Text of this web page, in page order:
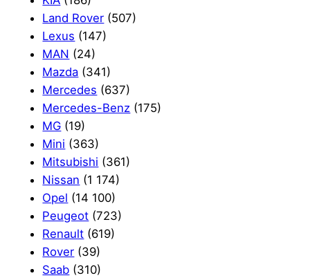
Land Rover (507)
Lexus (147)
MAN (24)
Mazda (341)
Mercedes (637)
Mercedes-Benz (175)
MG (19)
Mini (363)
Mitsubishi (361)
Nissan (1 174)
Opel (14 100)
Peugeot (723)
Renault (619)
Rover (39)
Saab (310)